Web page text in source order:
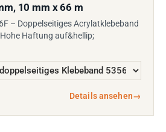
10 mm x 66 m
– Doppelseitiges Acrylatklebeband
Haftung auf&hellip;
Details ansehen→